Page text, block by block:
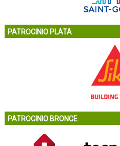
PATROCINIO PLATA
PATROCINIO BRONCE